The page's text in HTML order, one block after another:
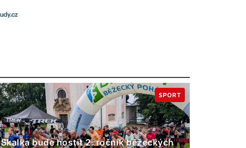
Skalka bude hostit 2. ročník běžeckých
SPORT